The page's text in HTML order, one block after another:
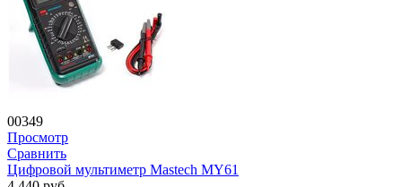
00349
Просмотр
Сравнить
Цифровой мультиметр Mastech MY61